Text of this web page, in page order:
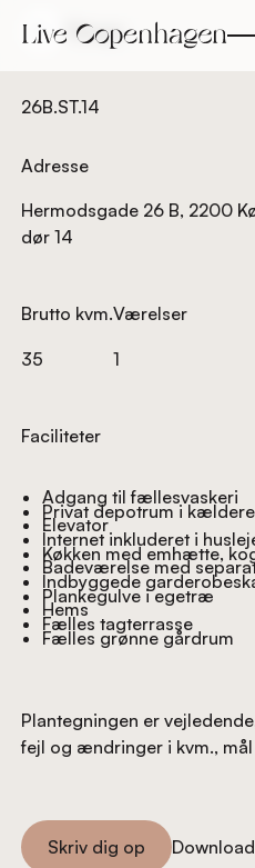
Tilbage
26B.ST.14
Adresse
Hermodsgade 26 B, 2200
dør 14
Brutto kvm.
35
Værelser
1
Faciliteter
Adgang til fællesvaskeri
Privat depotrum i
Elevator
Internet inkluderet i
Køkken med emhætte,
Badeværelse med
Indbyggede
Plankegulve i egetræ
Hems
Fælles tagterrasse
Fælles grønne gårdrum
Plantegningen er
fejl og ændringer i kvm.,
Skriv dig op
Skriv dig op